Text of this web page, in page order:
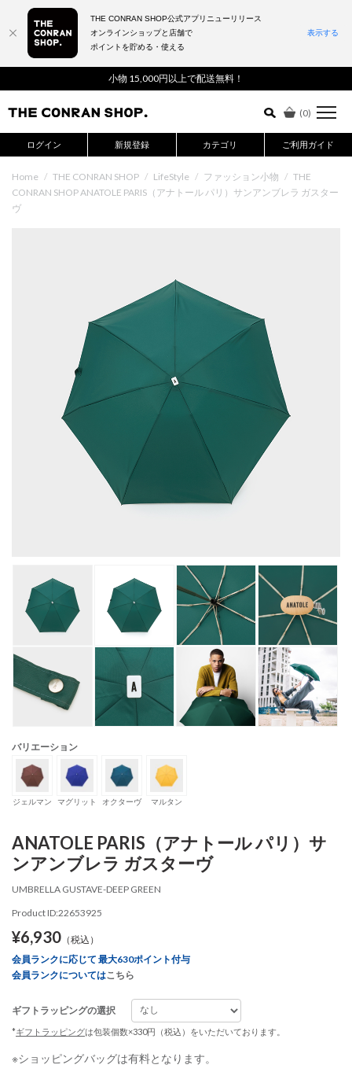
小物 15,000円以上で配送無料！
(0)
ログイン 新規登録 カテゴリ ご利用ガイド
詳細検索はこちら
Home / THE CONRAN SHOP / LifeStyle / ファッション小物 / THE
CONRAN SHOP ANATOLE PARIS（アナトール パリ）サンアンブレラ ガスター
ヴ
バリエーション
ジェルマン マグリット オクターヴ マルタン
ANATOLE PARIS（アナトール パリ）サ
ンアンブレラ ガスターヴ
UMBRELLA GUSTAVE-DEEP GREEN
Product ID:22653925
¥6,930 （税込）
会員ランクに応じて 最大630ポイント付与
会員ランクについてはこちら
ギフトラッピングの選択
*ギフトラッピングは包装個数×330円（税込）をいただいております。
※ショッピングバッグは有料となります。
THE CONRAN SHOP公式アプリニューリリース
オンラインショップと店舗で
ポイントを貯める・使える
表示する